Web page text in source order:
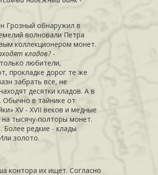
Грозный обнаружил в
волновали Петра
коллекционером монет.
кладов?-
любители,
прокладке дорог те же
забрать все, не
десятки кладов. А в
Обычно в тайнике от
XV - XVII веков и медные
тысячу-полторы монет.
Более редкие - клады
золото.
контора их ищет. Согласно